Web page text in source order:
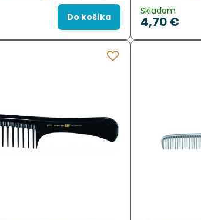
Do košíka
Skladom
4,70 €